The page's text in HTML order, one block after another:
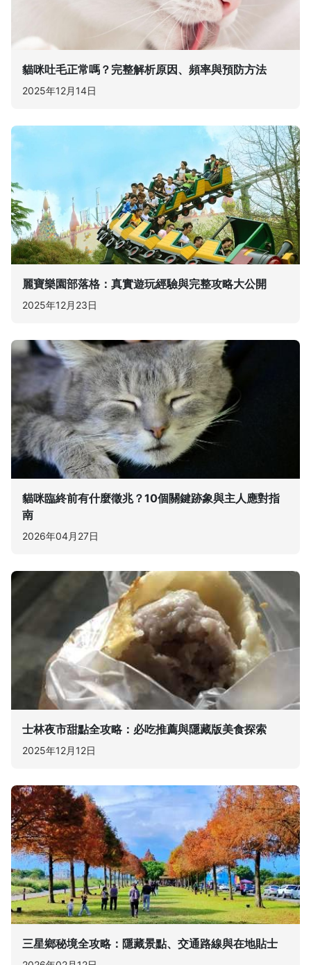
貓咪吐毛正常嗎？完整解析原因、頻率與預防方法
2025年12月14日
麗寶樂園部落格：真實遊玩經驗與完整攻略大公開
2025年12月23日
貓咪臨終前有什麼徵兆？10個關鍵跡象與主人應對指
南
2026年04月27日
士林夜市甜點全攻略：必吃推薦與隱藏版美食探索
2025年12月12日
三星鄉秘境全攻略：隱藏景點、交通路線與在地貼士